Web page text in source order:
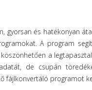
gyorsan és hatékonyan
A program
a
de csupán
fájlkonvertáló programot